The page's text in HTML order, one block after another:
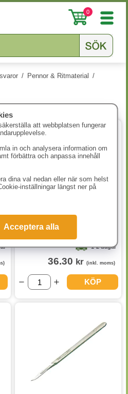
0
/ Pennor & Ritmaterial /
10A 5st/fp
1-2 dagar
36.30 kr (inkl. moms)
KÖP
att webbplatsen fungerar
in och analysera information om
förbättra och anpassa innehåll
dina val nedan eller när som helst
inställningar längst ner på
Acceptera alla